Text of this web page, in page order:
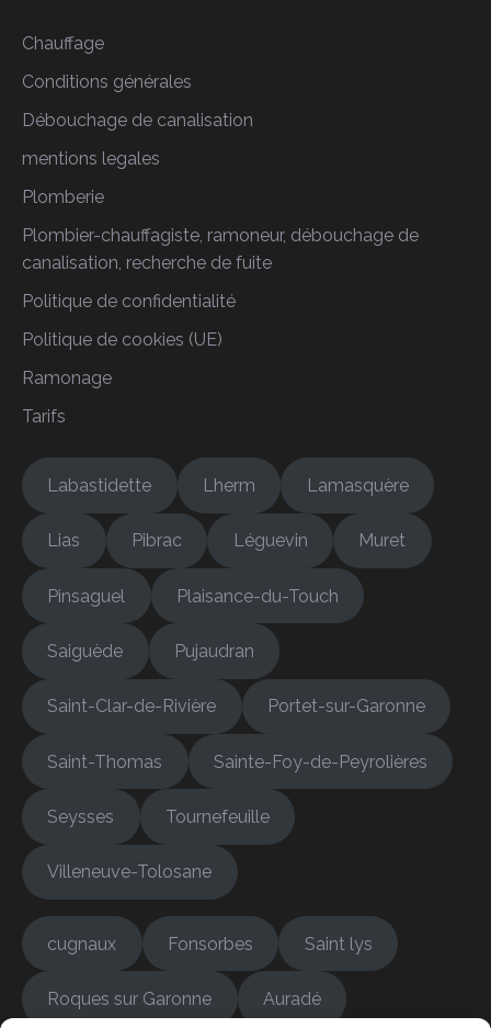
Chauffage
Conditions générales
Débouchage de canalisation
mentions legales
Plomberie
Plombier-chauffagiste, ramoneur, débouchage de
canalisation, recherche de fuite
Politique de confidentialité
Politique de cookies (UE)
Ramonage
Tarifs
Labastidette Lherm Lamasquère
Lias Pibrac Léguevin Muret
Pinsaguel Plaisance-du-Touch
Saiguède Pujaudran
Saint-Clar-de-Rivière Portet-sur-Garonne
Saint-Thomas Sainte-Foy-de-Peyrolières
Seysses Tournefeuille
Villeneuve-Tolosane
cugnaux Fonsorbes Saint lys
Roques sur Garonne Auradé